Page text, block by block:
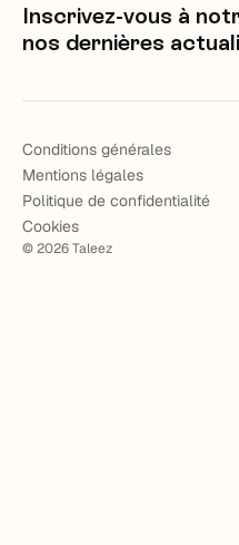
Inscrivez-vous à
nos dernières
©2026Taleez
Conditions générales
Mentions légales
Politique de confidentialité
Cookies